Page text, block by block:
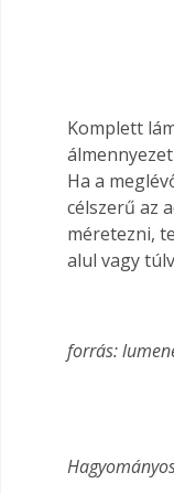
Komplett
Ha a
célszerű az
méretezni,
alul vagy
forrás: